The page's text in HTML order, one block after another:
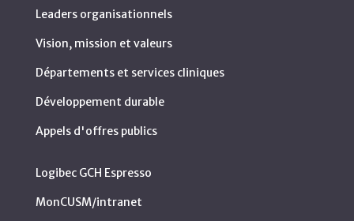
Leaders organisationnels
Vision, mission et valeurs
Départements et services cliniques
Développement durable
Appels d'offres publics
Logibec GCH Espresso
MonCUSM/intranet